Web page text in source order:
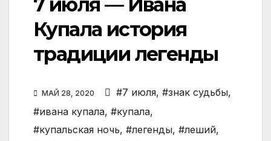
7 июля — Ивана
Купала история
традиции легенды
МАЙ 28, 2020 #7 июля, #знак судьбы,
#ивана купала, #купала,
#купальская ночь, #легенды, #леший,